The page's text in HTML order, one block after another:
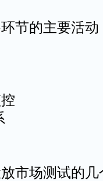
节的主要活动
市场测试的几